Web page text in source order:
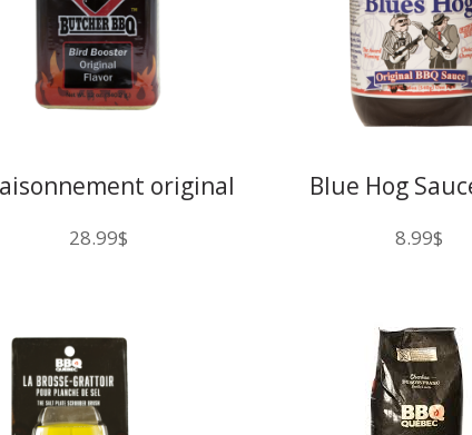
original
28.99$
Blue Hog
8.99$